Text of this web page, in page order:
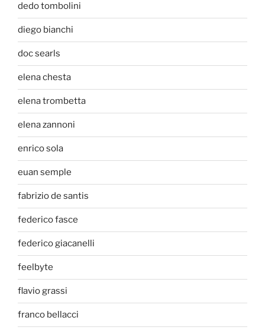
dedo tombolini
diego bianchi
doc searls
elena chesta
elena trombetta
elena zannoni
enrico sola
euan semple
fabrizio de santis
federico fasce
federico giacanelli
feelbyte
flavio grassi
franco bellacci